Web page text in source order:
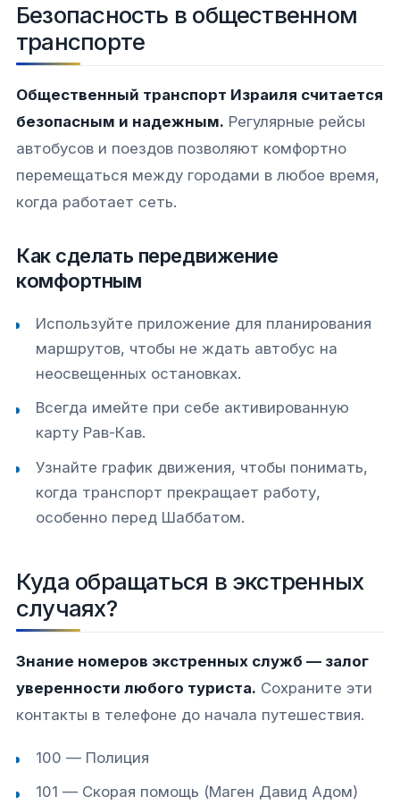
Безопасность в общественном
транспорте
Общественный транспорт Израиля считается
безопасным и надежным. Регулярные рейсы
автобусов и поездов позволяют комфортно
перемещаться между городами в любое время,
когда работает сеть.
Как сделать передвижение
комфортным
Используйте приложение для планирования
маршрутов, чтобы не ждать автобус на
неосвещенных остановках.
Всегда имейте при себе активированную
карту Рав-Кав.
Узнайте график движения, чтобы понимать,
когда транспорт прекращает работу,
особенно перед Шаббатом.
Куда обращаться в экстренных
случаях?
Знание номеров экстренных служб — залог
уверенности любого туриста. Сохраните эти
контакты в телефоне до начала путешествия.
100 — Полиция
101 — Скорая помощь (Маген Давид Адом)